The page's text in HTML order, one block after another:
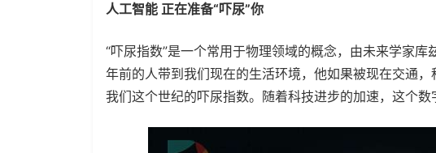
人工智能 正在准备“吓尿”你
“吓尿指数”是一个常用于物理领域的概念，由未来学家
年前的人带到我们现在的生活环境，他如果被现在交通
我们这个世纪的吓尿指数。随着科技进步的加速，这个数